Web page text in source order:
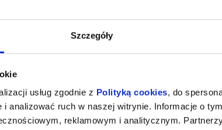
Szczegóły
usług zgodnie z Polityką cookies, do
i analizować ruch w naszej witrynie. Informacje o
reklamowym i analitycznym.